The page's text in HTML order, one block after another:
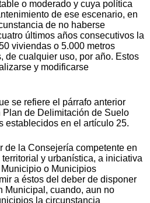
o moderado y cuya política
de ese escenario, en
de no haberse
últimos años consecutivos la
viviendas o 5.000 metros
de cualquier uso, por año. Estos
y modificarse
se refiere el párrafo anterior
Plan de Delimitación de Suelo
establecidos en el artículo 25.
de la Consejería competente en
y urbanística, a iniciativa
o Municipios
a éstos del deber de disponer
Municipal, cuando, aun no
la circunstancia